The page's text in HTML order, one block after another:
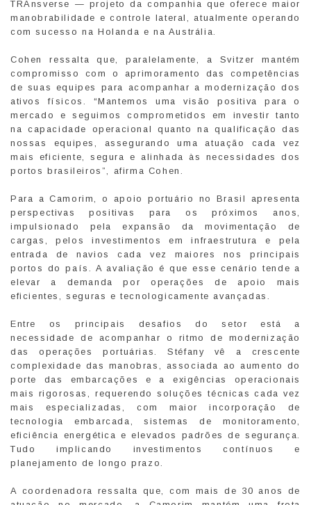
TRAnsverse — projeto da companhia que oferece maior
manobrabilidade e controle lateral, atualmente operando
com sucesso na Holanda e na Austrália.
Cohen ressalta que, paralelamente, a Svitzer mantém
compromisso com o aprimoramento das competências
de suas equipes para acompanhar a modernização dos
ativos físicos. “Mantemos uma visão positiva para o
mercado e seguimos comprometidos em investir tanto
na capacidade operacional quanto na qualificação das
nossas equipes, assegurando uma atuação cada vez
mais eficiente, segura e alinhada às necessidades dos
portos brasileiros”, afirma Cohen.
Para a Camorim, o apoio portuário no Brasil apresenta
perspectivas positivas para os próximos anos,
impulsionado pela expansão da movimentação de
cargas, pelos investimentos em infraestrutura e pela
entrada de navios cada vez maiores nos principais
portos do país. A avaliação é que esse cenário tende a
elevar a demanda por operações de apoio mais
eficientes, seguras e tecnologicamente avançadas.
Entre os principais desafios do setor está a
necessidade de acompanhar o ritmo de modernização
das operações portuárias. Stéfany vê a crescente
complexidade das manobras, associada ao aumento do
porte das embarcações e a exigências operacionais
mais rigorosas, requerendo soluções técnicas cada vez
mais especializadas, com maior incorporação de
tecnologia embarcada, sistemas de monitoramento,
eficiência energética e elevados padrões de segurança.
Tudo implicando investimentos contínuos e
planejamento de longo prazo.
A coordenadora ressalta que, com mais de 30 anos de